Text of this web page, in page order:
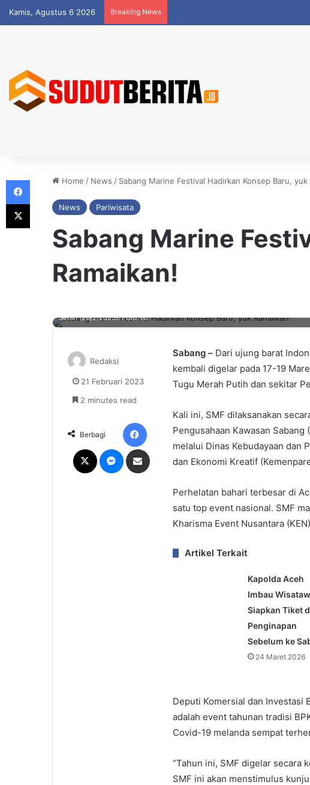
Kamis, Agustus 6 2026 Breaking News
Home / News / Sabang Marine Festival Hadirkan Konsep Baru, yuk
News Pariwisata
Sabang Marine
Ramaikan!
Senin (20/2/2023). Foto: Ist
Sabang – Dari ujung barat
kembali digelar pada 17-19
Tugu Merah Putih dan sekitar
Kali ini, SMF dilaksanakan
Pengusahaan Kawasan
melalui Dinas Kebudayaan dan
dan Ekonomi Kreatif
Perhelatan bahari terbesar di
satu top event nasional. SMF
Kharisma Event Nusantara
Artikel Terkait
Kapolda Aceh
Imbau
Siapkan Tiket
Penginapan
Sebelum ke
24 Maret 2026
Deputi Komersial dan Investasi
adalah event tahunan tradisi
Covid-19 melanda sempat
“Tahun ini, SMF digelar secara
SMF ini akan menstimulus
Redaksi
21 Februari 2023
2 minutes read
Berbagi
Messenger
Facebook
X